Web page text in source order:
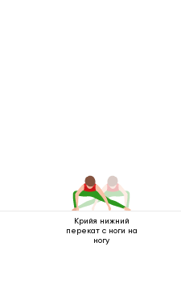
Крийя нижний
перекат с ноги на
ногу